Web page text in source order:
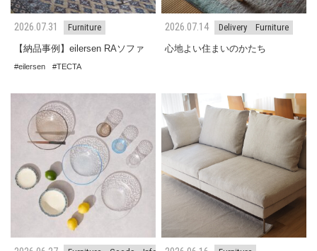
2026.07.31
Furniture
【納品事例】eilersen RAソファ
eilersen TECTA
2026.07.14 Delivery
Furniture
心地よい住まいのかたち